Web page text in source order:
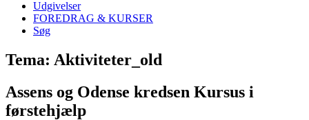
Udgivelser
FOREDRAG & KURSER
Søg
Tema: Aktiviteter_old
Assens og Odense kredsen Kursus i
førstehjælp